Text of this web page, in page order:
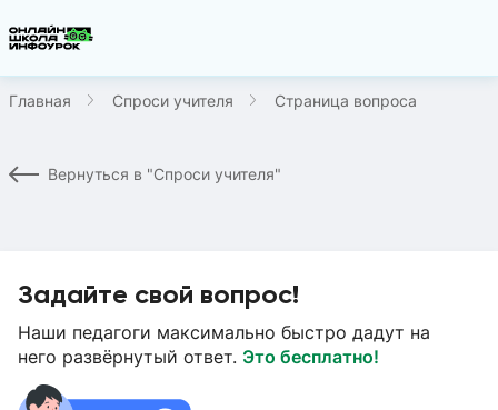
Главная Спроси учителя Страница вопроса
Вернуться в "Спроси учителя"
Задайте свой вопрос!
Наши педагоги максимально быстро дадут на
него развёрнутый ответ. Это бесплатно!